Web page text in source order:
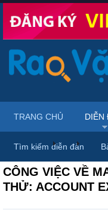
Diễn đàn ... Thủ
CÔNG VIỆC VỀ
THỬ: ACCOUNT
TRANG CHỦ DIỄN
Tìm kiếm diễn đàn